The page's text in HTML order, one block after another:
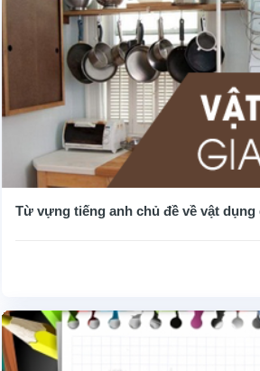
Từ vựng tiếng anh chủ đề về vật dụng